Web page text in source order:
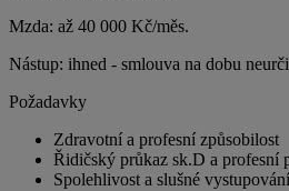
Mzda: až 40 000 Kč/měs.
Nástup: ihned - smlouva na dobu
Požadavky
Zdravotní a profesní způsobilost
Řidičský průkaz sk.D a profesní
Spolehlivost a slušné vystupování